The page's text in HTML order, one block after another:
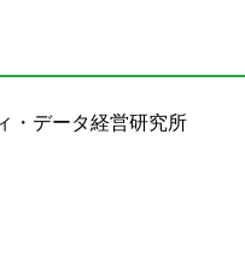
・データ経営研究所